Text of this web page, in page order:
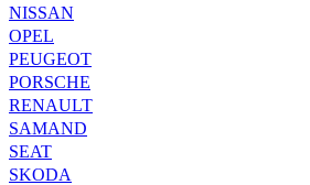
NISSAN
OPEL
PEUGEOT
PORSCHE
RENAULT
SAMAND
SEAT
SKODA